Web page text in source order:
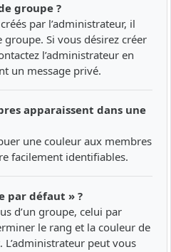
groupe ?
par l’administrateur, il
Si vous désirez créer
l’administrateur en
un message privé.
apparaissent dans une
une couleur aux membres
facilement identifiables.
par défaut » ?
d’un groupe, celui par
le rang et la couleur de
peut vous